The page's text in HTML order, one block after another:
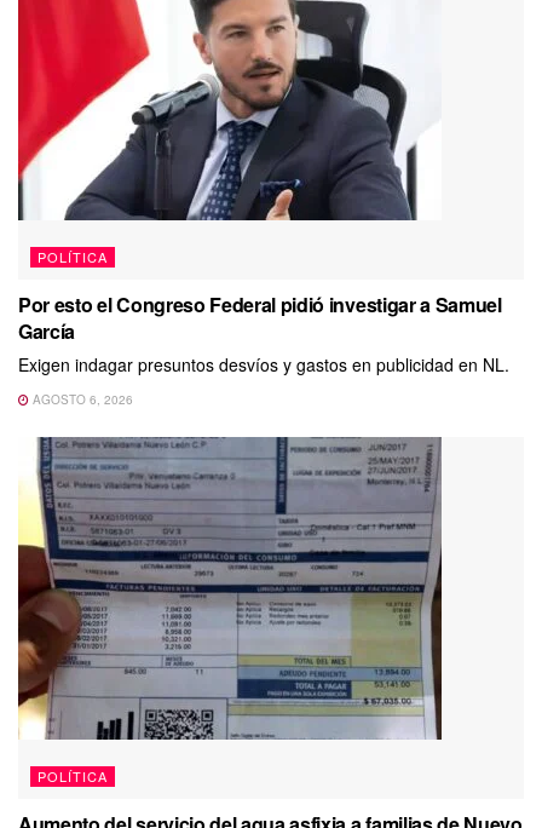
POLÍTICA
Por esto el Congreso Federal pidió investigar a Samuel
García
Exigen indagar presuntos desvíos y gastos en publicidad en NL.
AGOSTO 6, 2026
POLÍTICA